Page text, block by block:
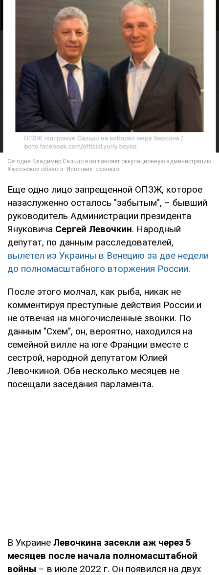
Еще одно лицо запрещенной ОПЗЖ, которое
назаслуженно осталось "забытым", – бывший
руководитель Администрации президента
Януковича Сергей Левочкин. Народный
депутат, по данным расследователей,
вылетел из Украины в Венецию за две недели
до полномасштабного вторжения России.
После этого молчал, как рыба, никак не
комментируя преступные действия России и
не отвечая на многочисленные звонки. По
данным "Схем", он, вероятно, находился на
семейной вилле на юге Франции вместе с
сестрой, народной депутатом Юлией
Левочкиной. Оба несколько месяцев не
посещали заседания парламента.
В Украине Левочкина засекли аж через 5
месяцев после начала полномасштабной
войны – в июле 2022 г. Он появился на двух